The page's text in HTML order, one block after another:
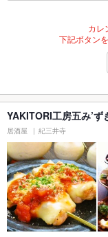
カレ
下記ボタン
YAKITORI工房五み’ず
居酒屋 紀三井寺